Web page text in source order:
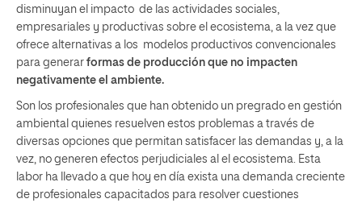
disminuyan el impacto de las actividades sociales,
empresariales y productivas sobre el ecosistema, a la vez que
ofrece alternativas a los modelos productivos convencionales
para generar formas de producción que no impacten
negativamente el ambiente.
Son los profesionales que han obtenido un pregrado en gestión
ambiental quienes resuelven estos problemas a través de
diversas opciones que permitan satisfacer las demandas y, a la
vez, no generen efectos perjudiciales al el ecosistema. Esta
labor ha llevado a que hoy en día exista una demanda creciente
de profesionales capacitados para resolver cuestiones